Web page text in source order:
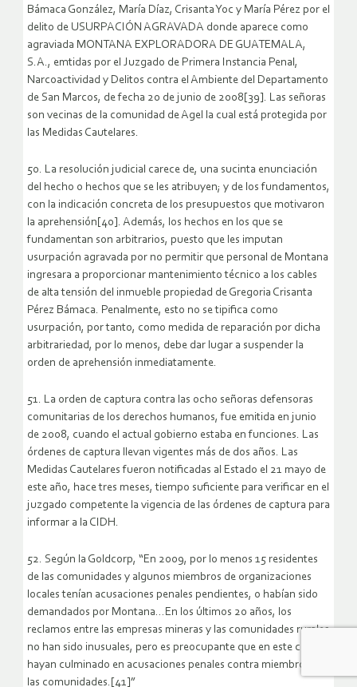
Bámaca González, María Díaz, Crisanta Yoc y María Pérez por el
delito de USURPACIÓN AGRAVADA donde aparece como
agraviada MONTANA EXPLORADORA DE GUATEMALA,
S.A., emtidas por el Juzgado de Primera Instancia Penal,
Narcoactividad y Delitos contra el Ambiente del Departamento
de San Marcos, de fecha 20 de junio de 2008[39]. Las señoras
son vecinas de la comunidad de Agel la cual está protegida por
las Medidas Cautelares.
50. La resolución judicial carece de, una sucinta enunciación
del hecho o hechos que se les atribuyen; y de los fundamentos,
con la indicación concreta de los presupuestos que motivaron
la aprehensión[40]. Además, los hechos en los que se
fundamentan son arbitrarios, puesto que les imputan
usurpación agravada por no permitir que personal de Montana
ingresara a proporcionar mantenimiento técnico a los cables
de alta tensión del inmueble propiedad de Gregoria Crisanta
Pérez Bámaca. Penalmente, esto no se tipifica como
usurpación, por tanto, como medida de reparación por dicha
arbitrariedad, por lo menos, debe dar lugar a suspender la
orden de aprehensión inmediatamente.
51. La orden de captura contra las ocho señoras defensoras
comunitarias de los derechos humanos, fue emitida en junio
de 2008, cuando el actual gobierno estaba en funciones. Las
órdenes de captura llevan vigentes más de dos años. Las
Medidas Cautelares fueron notificadas al Estado el 21 mayo de
este año, hace tres meses, tiempo suficiente para verificar en el
juzgado competente la vigencia de las órdenes de captura para
informar a la CIDH.
52. Según la Goldcorp, “En 2009, por lo menos 15 residentes
de las comunidades y algunos miembros de organizaciones
locales tenían acusaciones penales pendientes, o habían sido
demandados por Montana…En los últimos 20 años, los
reclamos entre las empresas mineras y las comunidades rurales
no han sido inusuales, pero es preocupante que en este caso
hayan culminado en acusaciones penales contra miembros de
las comunidades.[41]”